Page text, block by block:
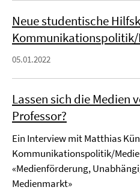
Neue studentische
05.01.2022
Lassen sich die Medien
Professor?
Ein Interview mit Matthias
Kommunikationspolitik/
«Medienförderung,
Medienmarkt»